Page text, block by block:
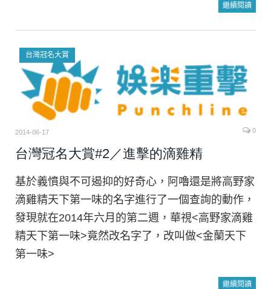
繼續閱讀
台灣冠名大賞
2014-06-17 0
台灣冠名大賞#2／進擊的滴雞精
基於義憤與不可遏抑的好奇心，阿嚕還是將高野家
滴雞精天下第一味的名字進行了一個查詢的動作，
發現就在2014年六月的第二週，華視<高野家滴雞
精天下第一味>竟然改名字了，改叫做<金蘭天下
第一味>
繼續閱讀